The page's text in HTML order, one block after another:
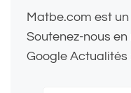
Matbe.com est
Soutenez-nous
Google Actualités